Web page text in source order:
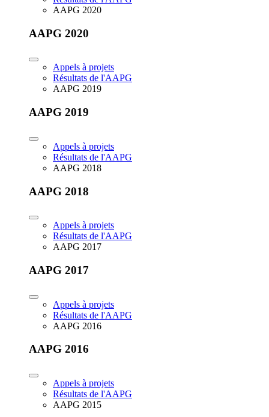
AAPG 2020
AAPG 2020
Appels à projets
Résultats de l'AAPG
AAPG 2019
AAPG 2019
Appels à projets
Résultats de l'AAPG
AAPG 2018
AAPG 2018
Appels à projets
Résultats de l'AAPG
AAPG 2017
AAPG 2017
Appels à projets
Résultats de l'AAPG
AAPG 2016
AAPG 2016
Appels à projets
Résultats de l'AAPG
AAPG 2015